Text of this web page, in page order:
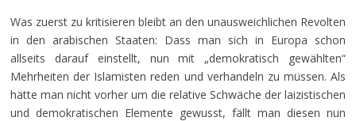
Was zuerst zu kritisieren bleibt an den unausweichlichen Revolten
in den arabischen Staaten: Dass man sich in Europa schon
allseits darauf einstellt, nun mit „demokratisch gewählten“
Mehrheiten der Islamisten reden und verhandeln zu müssen. Als
hätte man nicht vorher um die relative Schwäche der laizistischen
und demokratischen Elemente gewusst, fällt man diesen nun